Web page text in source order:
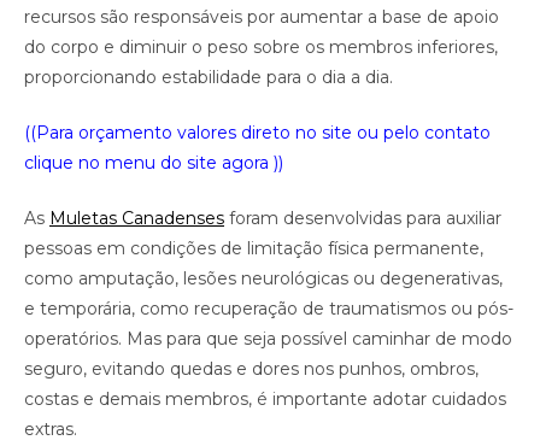
recursos são responsáveis por aumentar a base de apoio
do corpo e diminuir o peso sobre os membros inferiores,
proporcionando estabilidade para o dia a dia.
((Para orçamento valores direto no site ou pelo contato
clique no menu do site agora ))
As Muletas Canadenses foram desenvolvidas para auxiliar
pessoas em condições de limitação física permanente,
como amputação, lesões neurológicas ou degenerativas,
e temporária, como recuperação de traumatismos ou pós-
operatórios. Mas para que seja possível caminhar de modo
seguro, evitando quedas e dores nos punhos, ombros,
costas e demais membros, é importante adotar cuidados
extras.